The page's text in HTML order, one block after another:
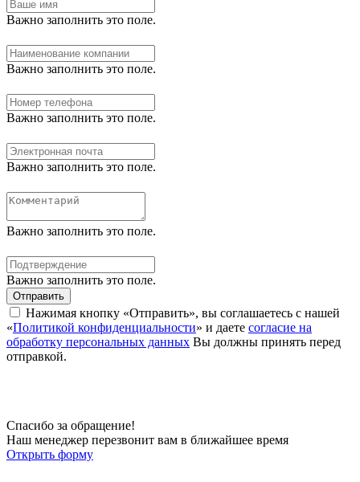
Важно заполнить это поле.
Важно заполнить это поле.
Важно заполнить это поле.
Важно заполнить это поле.
Важно заполнить это поле.
Важно заполнить это поле.
Отправить
Нажимая кнопку «Отправить», вы соглашаетесь с нашей
«Политикой конфиденциальности» и даете согласие на
обработку персональных данных Вы должны принять перед
отправкой.
Спасибо за обращение!
Наш менеджер перезвонит вам в ближайшее время
Открыть форму